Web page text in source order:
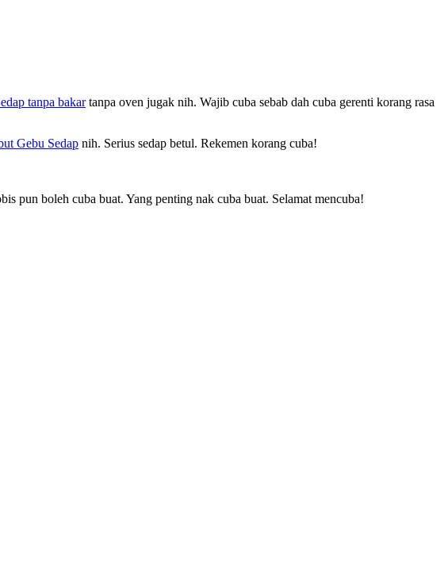
tanpa bakartanpa oven jugak nih. Wajib cuba sebab dah cuba gerenti korang rasa
Gebu Sedap nih. Serius sedap betul. Rekemen korang cuba!
pun boleh cuba buat. Yang penting nak cuba buat. Selamat mencuba!